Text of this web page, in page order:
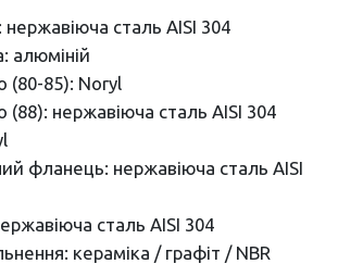
нержавіюча сталь AISI 304
алюміній
(80-85): Noryl
(88): нержавіюча сталь AISI 304
фланець: нержавіюча сталь AISI
сталь AISI 304
кераміка / графіт / NBR